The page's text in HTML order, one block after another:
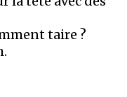
taire ?